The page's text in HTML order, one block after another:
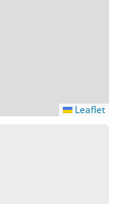
Leaflet